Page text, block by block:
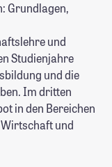
Grundlagen,
und
Studienjahre
und die
Im dritten
in den Bereichen
und